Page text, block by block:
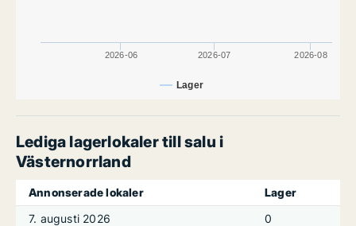
Lager
2026-06 2026-07 2026-08
Lediga lagerlokaler till salu i
Västernorrland
Annonserade lokaler
Lager
7. augusti 2026
0